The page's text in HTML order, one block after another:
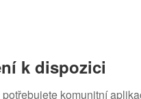
k dispozici
komunitní